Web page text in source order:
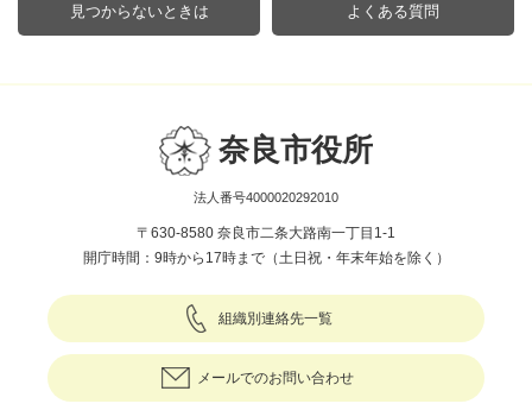
見つからないときは よくある質問
奈良市役所
法人番号4000020292010
〒630-8580 奈良市二条大路南一丁目1-1
開庁時間：9時から17時まで（土日祝・年末年始を除く）
組織別連絡先一覧
メールでのお問い合わせ